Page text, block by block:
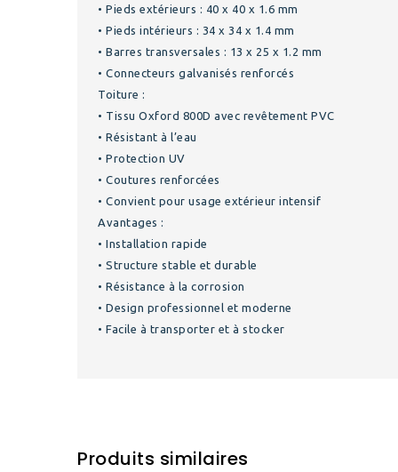
• Pieds extérieurs : 40 x 40 x 1.6 mm
• Pieds intérieurs : 34 x 34 x 1.4 mm
• Barres transversales : 13 x 25 x 1.2 mm
• Connecteurs galvanisés renforcés
Toiture :
• Tissu Oxford 800D avec revêtement PVC
• Résistant à l’eau
• Protection UV
• Coutures renforcées
• Convient pour usage extérieur intensif
Avantages :
• Installation rapide
• Structure stable et durable
• Résistance à la corrosion
• Design professionnel et moderne
• Facile à transporter et à stocker
Produits similaires